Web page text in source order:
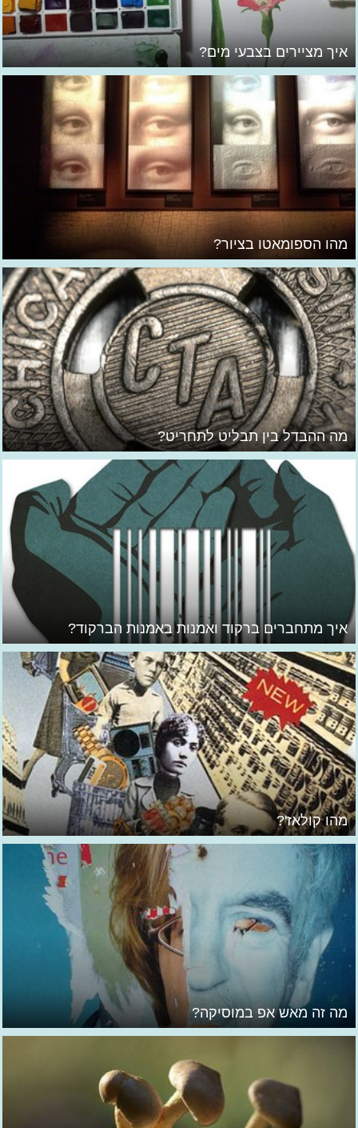
איך מציירים בצבעי מים?
מהו הספומאטו בציור?
מה ההבדל בין תבליט לתחריט?
איך מתחברים ברקוד ואמנות באמנות הברקוד?
מהו קולאז'?
מה זה מאש אפ במוסיקה?